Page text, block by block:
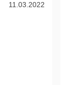
11.03.2022